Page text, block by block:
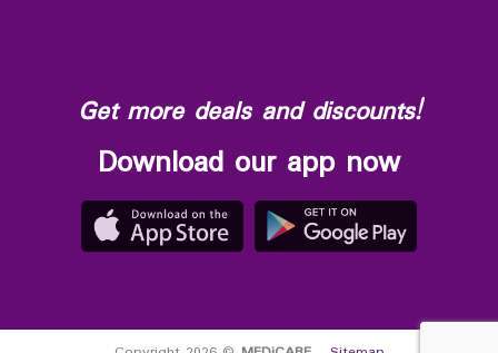
Get more deals and discounts!
Download our app now